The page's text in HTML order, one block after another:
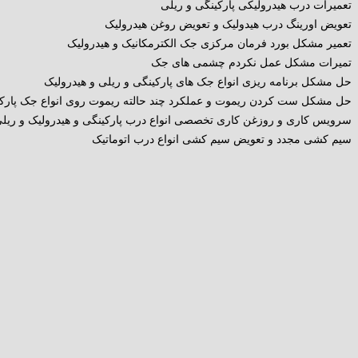
تعمیرات درب هیدرولیکی پارکینگی و ریلی
تعویض اورینگ درب هیدولیک و تعویض روغن هیدرولیک
تعمیر مشکل بورد فرمان مرکزی جک الکترمکانیک و هیدرولیک
تمیرات مشکل عمل نکردم چشمی های جک
حل مشکل برنامه ریزی انواع جک های پارکینگی و ریلی و هیدرولیک
حل مشکل ست کردن ریموت و عملکرد چند حالته ریموت روی انواع جک
سرویس کاری و روزغن کاری تخصصی انواع درب پارکینگی و هیدرولیک و
سیم کشی مجدد و تعویض سیم کشی انواع درب اتوماتیک